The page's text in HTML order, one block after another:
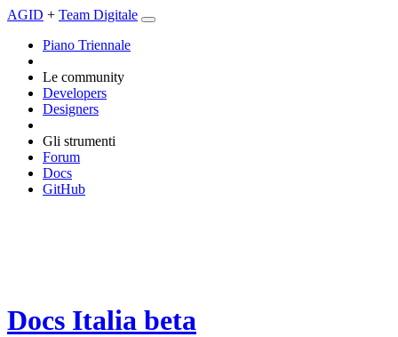
AGID + Team Digitale
Piano Triennale
Le community
Developers
Designers
Gli strumenti
Forum
Docs
GitHub
Docs Italia beta